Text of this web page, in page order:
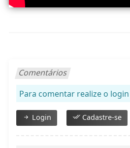
Comentários
Para comentar realize o
Login Cadastre-se